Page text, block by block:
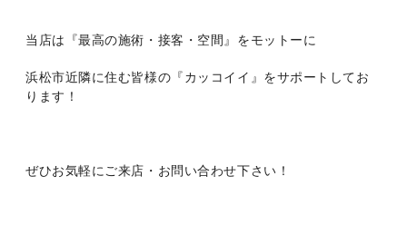
当店は『最高の施術・接客・空間』をモットーに
浜松市近隣に住む皆様の『カッコイイ』をサポートしてお
ります！
ぜひお気軽にご来店・お問い合わせ下さい！